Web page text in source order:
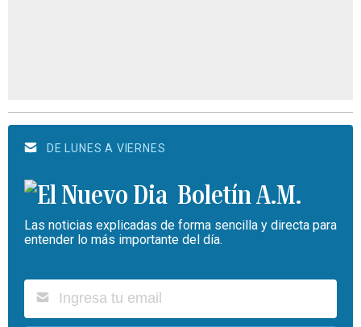
DE LUNES A VIERNES
Boletín A.M.
Las noticias explicadas de forma sencilla y directa para
entender lo más importante del día.